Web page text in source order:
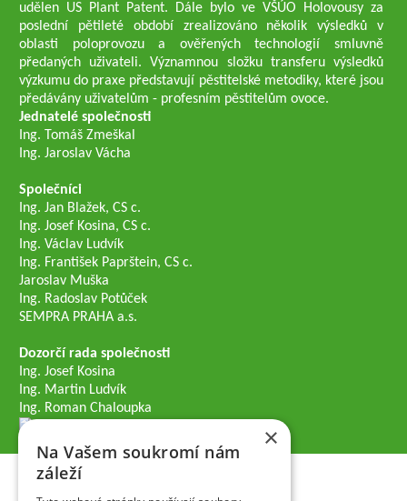
udělen US Plant Patent. Dále bylo ve VŠÚO Holovousy za
poslední pětileté období zrealizováno několik výsledků v
oblasti poloprovozu a ověřených technologií smluvně
předaných uživateli. Významnou složku transferu výsledků
výzkumu do praxe představují pěstitelské metodiky, které jsou
předávány uživatelům - profesním pěstitelům ovoce.
Jednatelé společnosti
Ing. Tomáš Zmeškal
Ing. Jaroslav Vácha
Společníci
Ing. Jan Blažek, CS c.
Ing. Josef Kosina, CS c.
Ing. Václav Ludvík
Ing. František Paprštein, CS c.
Jaroslav Muška
Ing. Radoslav Potůček
SEMPRA PRAHA a.s.
Dozorčí rada společnosti
Ing. Josef Kosina
Ing. Martin Ludvík
Ing. Roman Chaloupka
×
Na Vašem soukromí nám
záleží